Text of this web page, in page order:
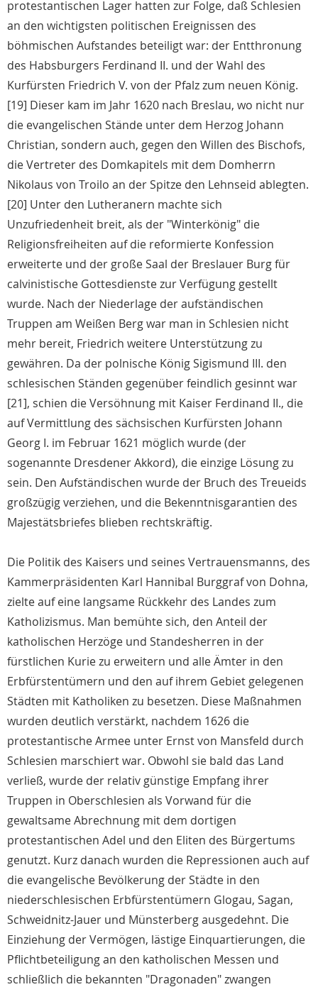
protestantischen Lager hatten zur Folge, daß Schlesien
an den wichtigsten politischen Ereignissen des
böhmischen Aufstandes beteiligt war: der Entthronung
des Habsburgers Ferdinand II. und der Wahl des
Kurfürsten Friedrich V. von der Pfalz zum neuen König.
[19] Dieser kam im Jahr 1620 nach Breslau, wo nicht nur
die evangelischen Stände unter dem Herzog Johann
Christian, sondern auch, gegen den Willen des Bischofs,
die Vertreter des Domkapitels mit dem Domherrn
Nikolaus von Troilo an der Spitze den Lehnseid ablegten.
[20] Unter den Lutheranern machte sich
Unzufriedenheit breit, als der "Winterkönig" die
Religionsfreiheiten auf die reformierte Konfession
erweiterte und der große Saal der Breslauer Burg für
calvinistische Gottesdienste zur Verfügung gestellt
wurde. Nach der Niederlage der aufständischen
Truppen am Weißen Berg war man in Schlesien nicht
mehr bereit, Friedrich weitere Unterstützung zu
gewähren. Da der polnische König Sigismund III. den
schlesischen Ständen gegenüber feindlich gesinnt war
[21], schien die Versöhnung mit Kaiser Ferdinand II., die
auf Vermittlung des sächsischen Kurfürsten Johann
Georg I. im Februar 1621 möglich wurde (der
sogenannte Dresdener Akkord), die einzige Lösung zu
sein. Den Aufständischen wurde der Bruch des Treueids
großzügig verziehen, und die Bekenntnisgarantien des
Majestätsbriefes blieben rechtskräftig.
Die Politik des Kaisers und seines Vertrauensmanns, des
Kammerpräsidenten Karl Hannibal Burggraf von Dohna,
zielte auf eine langsame Rückkehr des Landes zum
Katholizismus. Man bemühte sich, den Anteil der
katholischen Herzöge und Standesherren in der
fürstlichen Kurie zu erweitern und alle Ämter in den
Erbfürstentümern und den auf ihrem Gebiet gelegenen
Städten mit Katholiken zu besetzen. Diese Maßnahmen
wurden deutlich verstärkt, nachdem 1626 die
protestantische Armee unter Ernst von Mansfeld durch
Schlesien marschiert war. Obwohl sie bald das Land
verließ, wurde der relativ günstige Empfang ihrer
Truppen in Oberschlesien als Vorwand für die
gewaltsame Abrechnung mit dem dortigen
protestantischen Adel und den Eliten des Bürgertums
genutzt. Kurz danach wurden die Repressionen auch auf
die evangelische Bevölkerung der Städte in den
niederschlesischen Erbfürstentümern Glogau, Sagan,
Schweidnitz-Jauer und Münsterberg ausgedehnt. Die
Einziehung der Vermögen, lästige Einquartierungen, die
Pflichtbeteiligung an den katholischen Messen und
schließlich die bekannten "Dragonaden" zwangen